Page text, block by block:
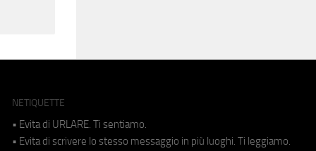
NETIQUETTE
• Evita di URLARE. Ti sentiamo.
• Evita di scrivere lo stesso messaggio in più luoghi. Ti leggiamo.